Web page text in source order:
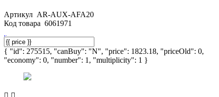
Артикул AR-AUX-AFA20
Код товара 6061971
{ "id": 275515, "canBuy": "N", "price": 1823.18, "priceOld": 0,
"economy": 0, "number": 1, "multiplicity": 1 }